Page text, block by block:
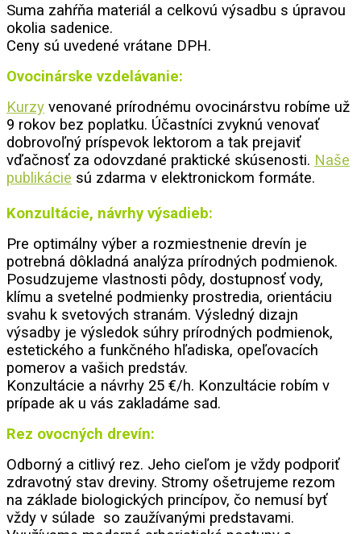
Suma zahŕňa materiál a celkovú výsadbu s úpravou
okolia sadenice.
Ceny sú uvedené vrátane DPH.
Ovocinárske vzdelávanie:
Kurzy venované prírodnému ovocinárstvu robíme už
9 rokov bez poplatku. Účastníci zvyknú venovať
dobrovoľný príspevok lektorom a tak prejaviť
vďačnosť za odovzdané praktické skúsenosti. Naše
publikácie sú zdarma v elektronickom formáte.
Konzultácie, návrhy výsadieb:
Pre optimálny výber a rozmiestnenie drevín je
potrebná dôkladná analýza prírodných podmienok.
Posudzujeme vlastnosti pôdy, dostupnosť vody,
klímu a svetelné podmienky prostredia, orientáciu
svahu k svetových stranám. Výsledný dizajn
výsadby je výsledok súhry prírodných podmienok,
estetického a funkčného hľadiska, opeľovacích
pomerov a vašich predstáv.
Konzultácie a návrhy 25 €/h. Konzultácie robím v
prípade ak u vás zakladáme sad.
Rez ovocných drevín:
Odborný a citlivý rez. Jeho cieľom je vždy podporiť
zdravotný stav dreviny. Stromy ošetrujeme rezom
na základe biologických princípov, čo nemusí byť
vždy v súlade so zaužívanými predstavami.